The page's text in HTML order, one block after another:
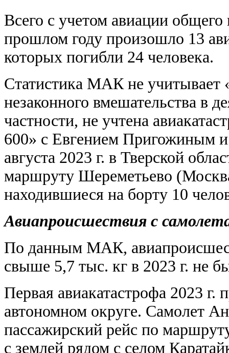
Всего с учетом авиации
прошлом году произошло 13
которых погибли 24 человека.
Статистика МАК не учитывает
незаконного вмешательства в
частности, не учтена
600» с Евгением Пригожиным
августа 2023 г. в Тверской
маршруту Шереметьево
находившиеся на борту 10
Авиапроисшествия с
По данным МАК,
свыше 5,7 тыс. кг в 2023 г. не
Первая авиакатастрофа 2023
автономном округе. Самолет
пассажирский рейс по
с землей рядом с селом